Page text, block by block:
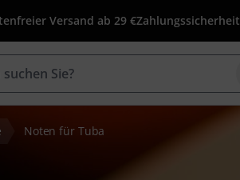
Versand ab 29 €Zahlungssicherheit
Noten für Tuba